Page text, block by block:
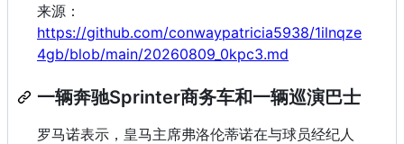
来源：
https://github.com/conwaypatricia5938/1ilnqze
4gb/blob/main/20260809_0kpc3.md
一辆奔驰Sprinter商务车和一辆巡演巴士
罗马诺表示，皇马主席弗洛伦蒂诺在与球员经纪人